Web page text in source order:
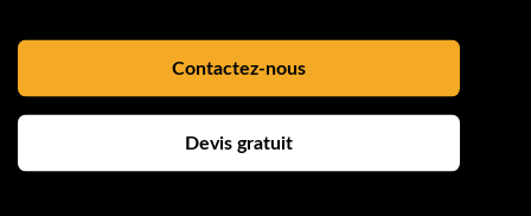
Contactez-nous
Devis gratuit